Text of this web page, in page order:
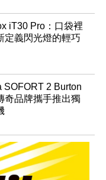
iT30 Pro：口袋裡
定義閃光燈的輕巧
SOFORT 2 Burton
奇品牌攜手推出獨